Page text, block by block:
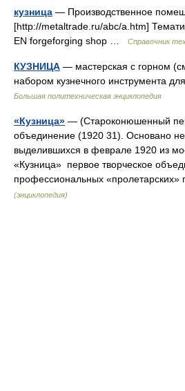
кузница — Производственное
[http://metaltrade.ru/abc/a.htm]
EN forgeforging shop …
Справочник
КУЗНИЦА — мастерская с горном
набором кузнечного инструмента
Большая политехническая энциклопедия
«Кузница» — (Староконюшенный
объединение (1920 31). Основано
выделившихся в феврале 1920 из
«Кузница» первое творческое
профессиональных
(энциклопедия)